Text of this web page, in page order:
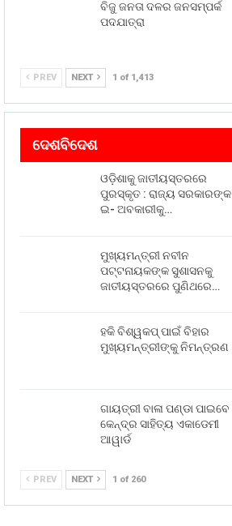
ବିଜୁ ଜନତା ଦଳର ଜନସମ୍ପର୍କ
ପଦଯାତ୍ରା
PREV NEXT 1 of 1,413
ଦେଶବିଦେଶ
ଓଡ଼ିଶାକୁ ଜାତୀୟସ୍ତରରେ
ପୁରସ୍କୃତ : ରାଜ୍ୟ ସରକାରଙ୍କ
ଇ- ଅବକାରୀକୁ…
ମୁଖ୍ୟମନ୍ତ୍ରୀ ନବୀନ
ପଟ୍ଟନାୟକଙ୍କ ସୁଶାସନକୁ
ଜାତୀୟସ୍ତରରେ ପୁଣିଥରେ…
ହକି ବିଶ୍ୱକପ୍ ପାଇଁ ବିହାର
ମୁଖ୍ୟମନ୍ତ୍ରୀଙ୍କୁ ନିମନ୍ତ୍ରଣ
ଗାୟତ୍ରୀ ବାଳା ପଣ୍ଡା ପାଇବେ
କେନ୍ଦ୍ର ସାହିତ୍ୟ ଏକାଡେମୀ
ଆୱାର୍ଡ
PREV NEXT 1 of 260